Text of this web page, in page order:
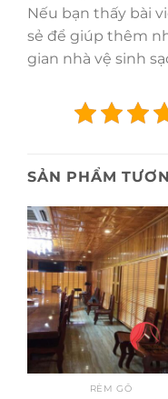
Nếu bạn thấy bài
sẻ để giúp thêm
gian nhà vệ sinh
SẢN PHẨM
RÈM GỖ